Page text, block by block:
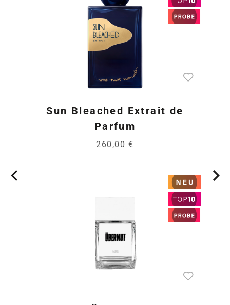
Sun Bleached Extrait de
Parfum
260,00 €